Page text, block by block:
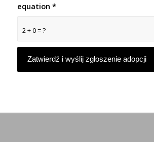
2 + 0 = ?
equation *